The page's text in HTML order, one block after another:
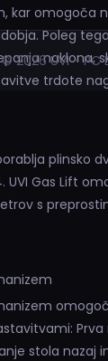
kar omogoča
Poleg
naklona,
trdote
plinsko
UVI Gas Lift
s
stola nazaj
© 2026 UVI - PC